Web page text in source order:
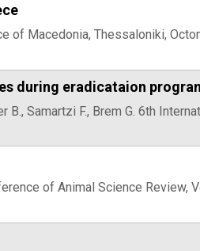
of Macedonia, Thessaloniki,
during eradicataion
B., Samartzi F., Brem G. 6th
of Animal Science Review,